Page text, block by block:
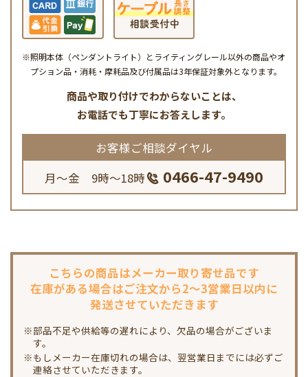
※照明本体（ペンダントライト）とライティングレール以外の商品やオ
プション品・消耗・摩耗品及び付属品は3年保証対象外となります。
商品や取り付けでわからないことは、
お電話でも丁寧にお答えします。
お客様ご相談ダイヤル
月～金 9時～18時
0466-47-9490
こちらの商品はメーカー取り寄せ品です
在庫がある場合はご注文から2～3営業日以内に
発送させていただきます
※部品不足や供給等の遅れにより、欠品の場合がございま
す。
※もしメーカー在庫切れの場合は、翌営業日までには必ずご
連絡させていただきます。